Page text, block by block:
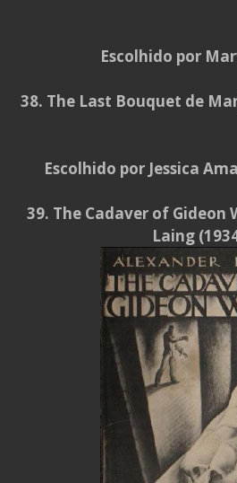
Escolhido por
38. The Last Bouquet de
Escolhido por Jessica
39. The Cadaver of Gideon
Laing